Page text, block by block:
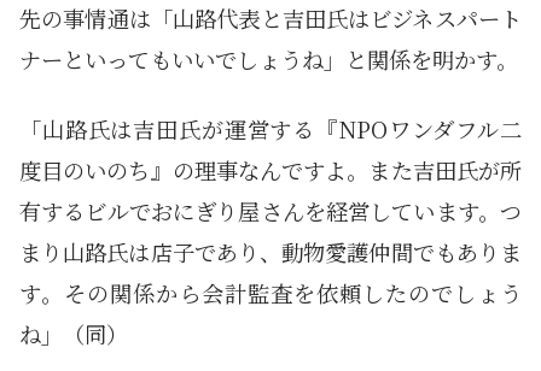
先の事情通は「山路代表と吉田氏はビジネスパート
ナーといってもいいでしょうね」と関係を明かす。
「山路氏は吉田氏が運営する『NPOワンダフル二
度目のいのち』の理事なんですよ。また吉田氏が所
有するビルでおにぎり屋さんを経営しています。つ
まり山路氏は店子であり、動物愛護仲間でもありま
す。その関係から会計監査を依頼したのでしょう
ね」（同）